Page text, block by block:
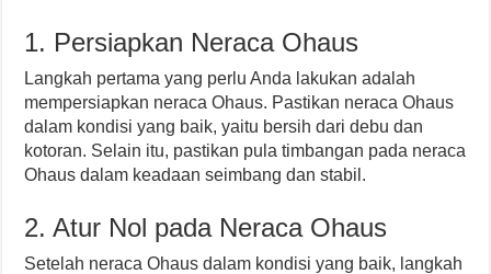
1. Persiapkan Neraca Ohaus
Langkah pertama yang perlu Anda lakukan adalah
mempersiapkan neraca Ohaus. Pastikan neraca Ohaus
dalam kondisi yang baik, yaitu bersih dari debu dan
kotoran. Selain itu, pastikan pula timbangan pada neraca
Ohaus dalam keadaan seimbang dan stabil.
2. Atur Nol pada Neraca Ohaus
Setelah neraca Ohaus dalam kondisi yang baik, langkah